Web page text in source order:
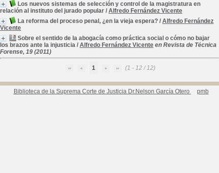
Los nuevos sistemas de selección y control de la magistratura en
relación al instituto del jurado popular / Alfredo Fernández Vicente
La reforma del proceso penal, ¿en la vieja espera? / Alfredo Fernández
Vicente
Sobre el sentido de la abogacía como práctica social o cómo no bajar
los brazos ante la injusticia / Alfredo Fernández Vicente en Revista de Técnica
Forense, 19 (2011)
1 (1 - 12 / 12)
Biblioteca de la Suprema Corte de Justicia Dr.Nelson García Otero pmb